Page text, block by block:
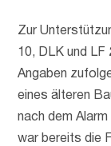
Zur
10, DLK und
Angaben
eines älteren
nach dem
war bereits die